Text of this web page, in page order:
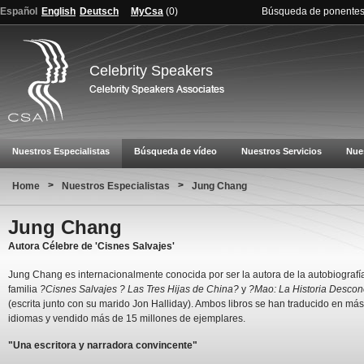
Español English Deutsch MyCsa (0) Búsqueda de ponentes
Celebrity Speakers
Nuestros Especialistas Búsqueda de vídeo Nuestros Servicios
Home > Nuestros Especialistas > Jung Chang
Jung Chang
Autora Célebre de 'Cisnes Salvajes'
Jung Chang es internacionalmente conocida por ser la autora de la
familia ?Cisnes Salvajes ? Las Tres Hijas de China? y ?Mao: La Historia
(escrita junto con su marido Jon Halliday). Ambos libros se han traducido en
idiomas y vendido más de 15 millones de ejemplares.
"Una escritora y narradora convincente"